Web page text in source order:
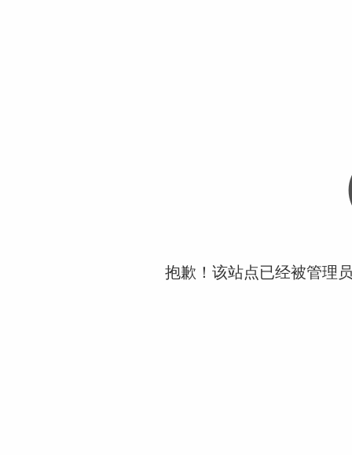
抱歉！该站点已经被管理